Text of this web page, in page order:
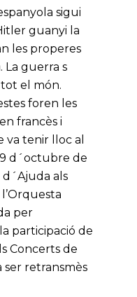
sigui
guanyi la
les properes
La guerra s
el món.
foren les
francès i
tenir lloc al
d´octubre de
d´Ajuda als
per
participació de
Concerts de
ser retransmès